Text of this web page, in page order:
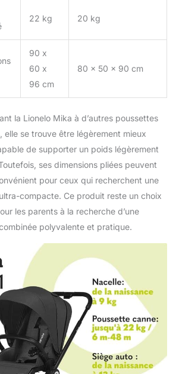
22 kg 20 kg
90 x
60 x
96 cm
80 x 50 x 90 cm
la Lionelo Mika à d’autres poussettes
elle se trouve être légèrement mieux
de supporter un poids légèrement
ses dimensions pliées peuvent
pour ceux qui recherchent une
compacte. Ce produit reste un choix
les parents à la recherche d’une
polyvalente et pratique.